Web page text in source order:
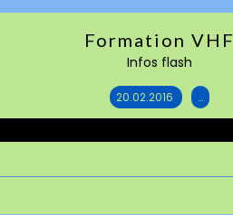
Formation VHF
Infos flash
20.02.2016 …